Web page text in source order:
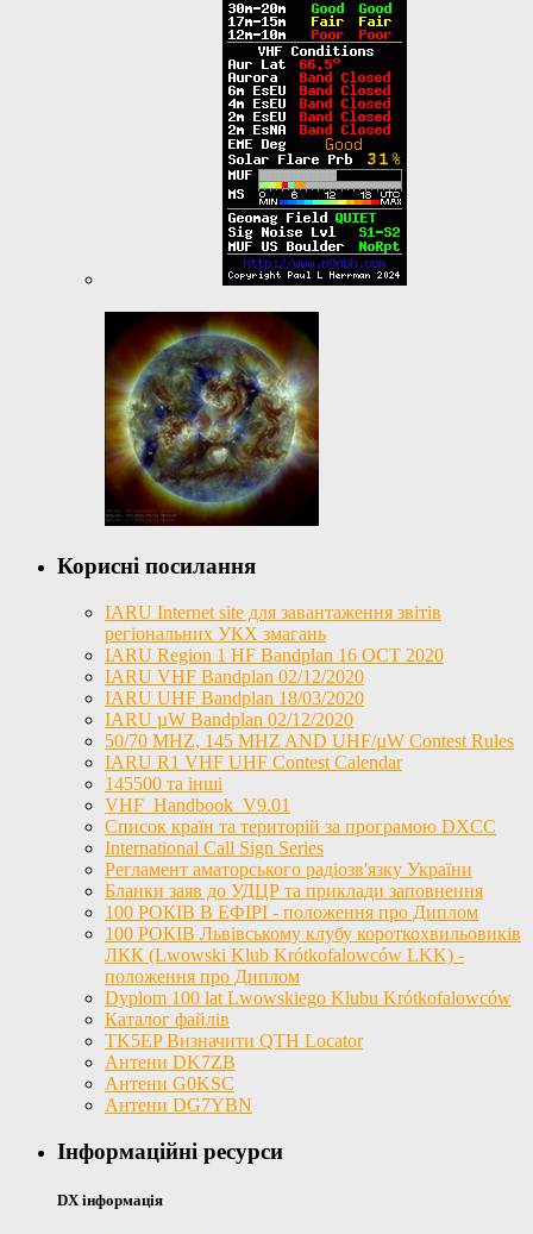
Корисні посилання
IARU Internet site для завантаження звітів
регіональних УКХ змагань
IARU Region 1 HF Bandplan 16 OCT 2020
IARU VHF Bandplan 02/12/2020
IARU UHF Bandplan 18/03/2020
IARU µW Bandplan 02/12/2020
50/70 MHZ, 145 MHZ AND UHF/µW Contest Rules
IARU R1 VHF UHF Contest Calendar
145500 та інші
VHF_Handbook_V9.01
Список країн та територій за програмою DXCC
International Call Sign Series
Регламент аматорського радіозв'язку України
Бланки заяв до УДЦР та приклади заповнення
100 РОКІВ В ЕФІРІ - положення про Диплом
100 РОКІВ Львівському клубу короткохвильовиків
ЛКК (Lwowski Klub Krótkofalowców LKK) -
положення про Диплом
Dyplom 100 lat Lwowskiego Klubu Krótkofalowców
Каталог файлів
TK5EP Визначити QTH Locator
Антени DK7ZB
Антени G0KSC
Антени DG7YBN
Інформаційні ресурси
DX інформація